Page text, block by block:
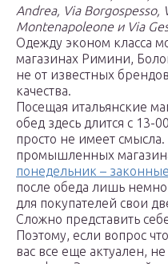
Andrea, Via Borgospesso,
Montenapoleone и Via
Одежду эконом класса
магазинах Римини,
не от известных
качества.
Посещая итальянские
обед здесь длится с 13-
просто не имеет
промышленных
понедельник –
после обеда лишь
для покупателей свои
Сложно представить
Поэтому, если вопрос
вас все еще актуален,